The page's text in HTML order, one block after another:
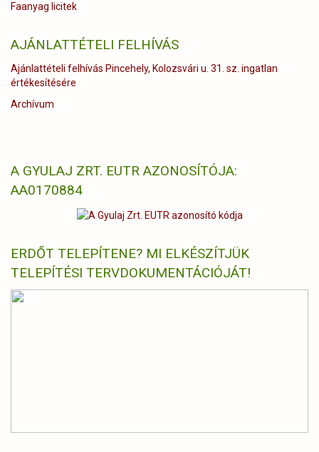
Faanyag licitek
AJÁNLATTÉTELI FELHÍVÁS
Ajánlattételi felhívás Pincehely, Kolozsvári u. 31. sz. ingatlan
értékesítésére
Archívum
A GYULAJ ZRT. EUTR AZONOSÍTÓJA:
AA0170884
ERDŐT TELEPÍTENE? MI ELKÉSZÍTJÜK
TELEPÍTÉSI TERVDOKUMENTÁCIÓJÁT!